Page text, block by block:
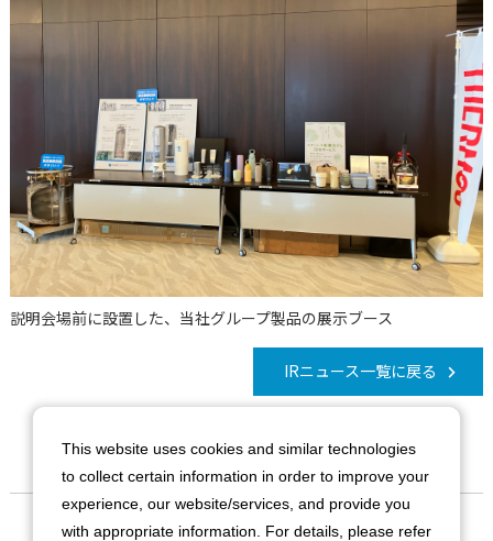
説明会場前に設置した、当社グループ製品の展示ブース
IRニュース一覧に戻る
会社情報
This website uses cookies and similar technologies
to collect certain information in order to improve your
experience, our website/services, and provide you
with appropriate information. For details, please refer